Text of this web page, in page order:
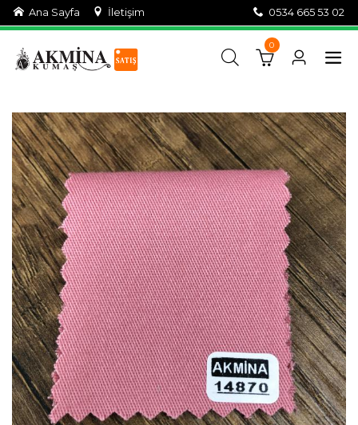
Ana Sayfa İletişim 0534 665 53 02
0